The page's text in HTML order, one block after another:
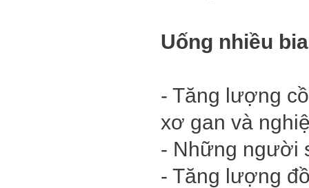
Uống nhiều
- Tăng lượng
xơ gan và
- Những người
- Tăng lượng